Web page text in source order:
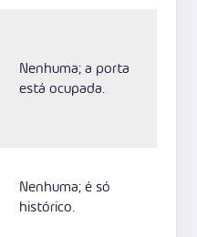
Nenhuma; a porta
está ocupada.
Nenhuma; é só
histórico.